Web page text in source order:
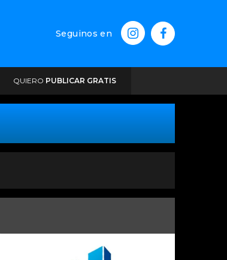
Seguinos en
QUIERO PUBLICAR GRATIS